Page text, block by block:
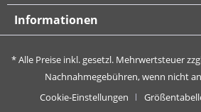
Informationen
* Alle Preise inkl. gesetzl. Mehrwertsteuer
Nachnahmegebühren, wenn nicht
Cookie-Einstellungen